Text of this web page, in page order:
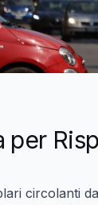
per
circolanti